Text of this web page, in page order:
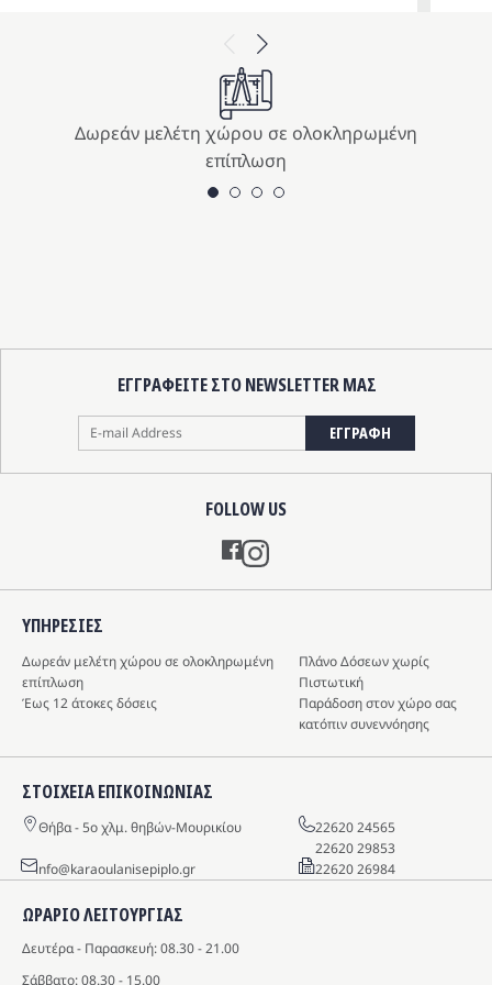
Previous
Next
Δωρεάν μελέτη χώρου σε ολοκληρωμένη
επίπλωση
FOLLOW US
Instagram
ΕΓΓΡΑΦΕΙΤΕ ΣΤΟ NEWSLETTER ΜΑΣ
ΕΓΓΡΑΦΗ
ΩΡΑΡΙΟ ΛΕΙΤΟΥΡΓΙΑΣ
Δευτέρα - Παρασκευή: 08.30 - 21.00
Σάββατο: 08.30 - 15.00
ΥΠΗΡΕΣIΕΣ
Δωρεάν μελέτη χώρου σε ολοκληρωμένη
επίπλωση
Πλάνο Δόσεων χωρίς
Πιστωτική
Έως 12 άτοκες δόσεις
Παράδοση στον χώρο σας
κατόπιν συνεννόησης
ΣΤΟΙΧΕΙΑ ΕΠΙΚΟΙΝΩΝΙΑΣ
Θήβα - 5o χλμ. θηβών-Μουρικίου
22620 24565
22620 29853
info@karaoulanisepiplo.gr
22620 26984